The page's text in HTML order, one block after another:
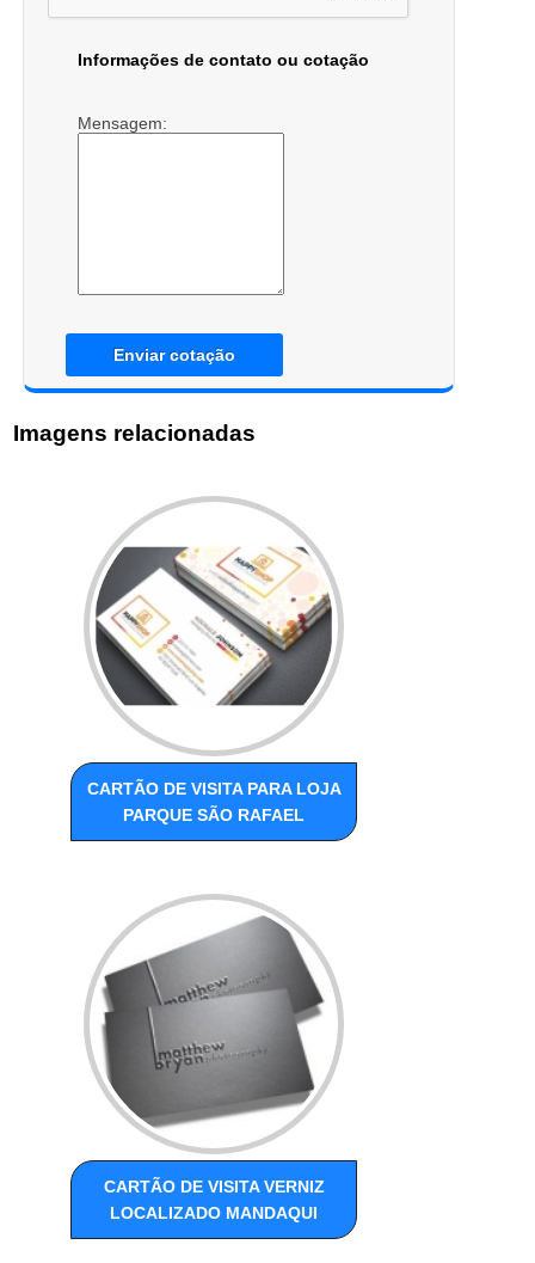
Informações de contato ou cotação
Mensagem:
Enviar cotação
Imagens relacionadas
CARTÃO DE VISITA PARA LOJA
PARQUE SÃO RAFAEL
CARTÃO DE VISITA VERNIZ
LOCALIZADO MANDAQUI